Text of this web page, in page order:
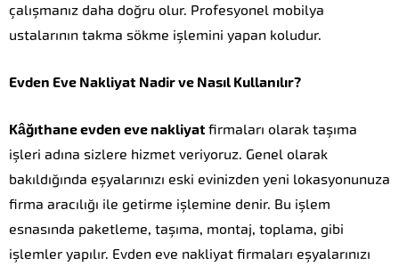
çalışmanız daha doğru olur. Profesyonel mobilya
ustalarının takma sökme işlemini yapan koludur.
Evden Eve Nakliyat Nadir ve Nasıl Kullanılır?
Kâğıthane evden eve nakliyat firmaları olarak taşıma
işleri adına sizlere hizmet veriyoruz. Genel olarak
bakıldığında eşyalarınızı eski evinizden yeni lokasyonunuza
firma aracılığı ile getirme işlemine denir. Bu işlem
esnasında paketleme, taşıma, montaj, toplama, gibi
işlemler yapılır. Evden eve nakliyat firmaları eşyalarınızı